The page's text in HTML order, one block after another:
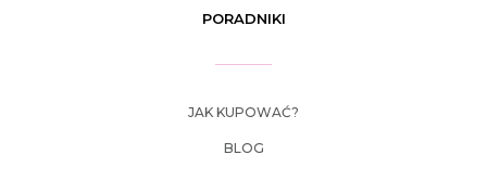
PORADNIKI
JAK KUPOWAĆ?
BLOG